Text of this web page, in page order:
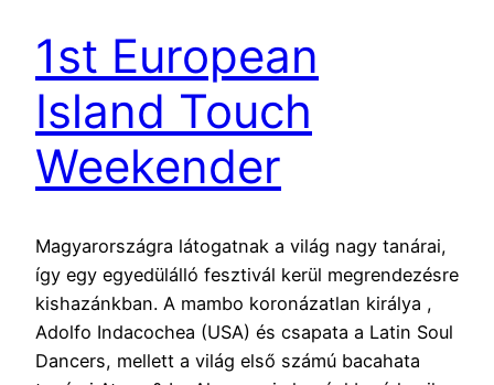
1st European
Island Touch
Weekender
Magyarországra látogatnak a világ nagy tanárai,
így egy egyedülálló fesztivál kerül megrendezésre
kishazánkban. A mambo koronázatlan királya ,
Adolfo Indacochea (USA) és csapata a Latin Soul
Dancers, mellett a világ első számú bacahata